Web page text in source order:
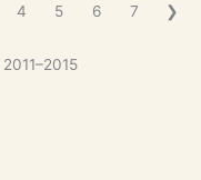
4 5 6 7 ❯